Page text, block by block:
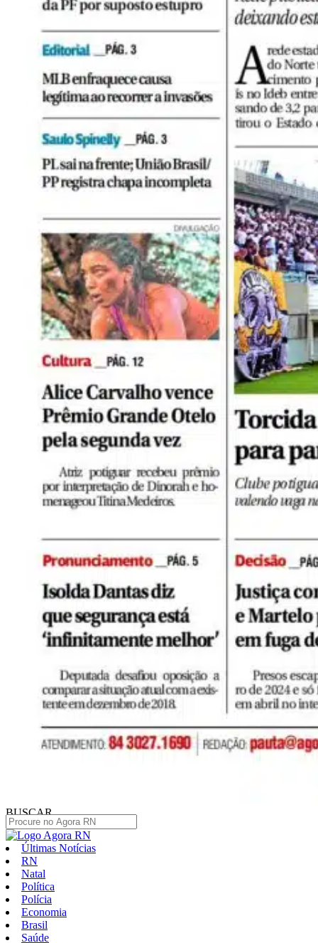
BUSCAR
Últimas Notícias
RN
Natal
Política
Polícia
Economia
Brasil
Saúde